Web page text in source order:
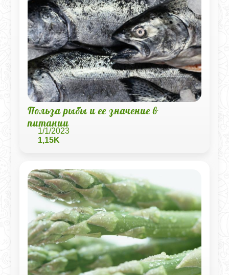
Польза рыбы и ее значение в
питании
1/1/2023
1,15K